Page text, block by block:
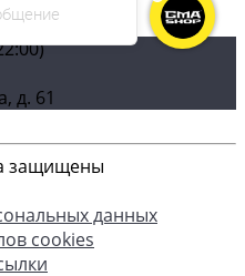
129
д. 61
защищены
данных
cookies